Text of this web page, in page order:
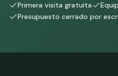
Primera visita gratuita
Presupuesto cerrado por